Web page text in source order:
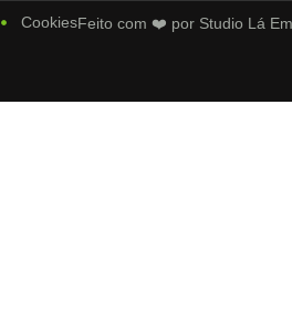
CookiesFeito com ❤️ por Studio Lá